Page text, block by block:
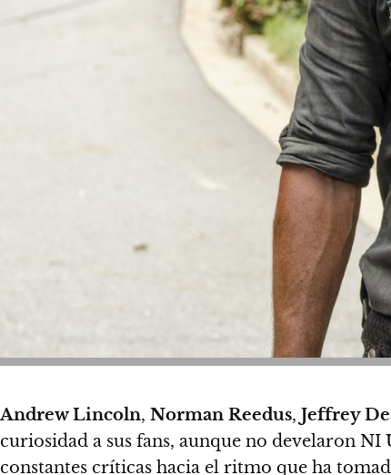
Andrew Lincoln, Norman Reedus, Jeffrey
curiosidad a sus fans, aunque no develaron
constantes críticas hacia el ritmo que ha